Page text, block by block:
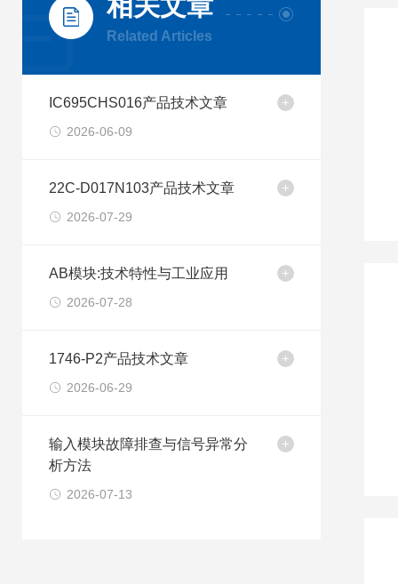
Related Articles
IC695CHS016产品技术文章
2026-06-09
22C-D017N103产品技术文章
2026-07-29
AB模块:技术特性与工业应用
2026-07-28
1746-P2产品技术文章
2026-06-29
输入模块故障排查与信号异常分
析方法
2026-07-13